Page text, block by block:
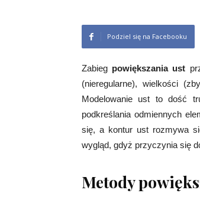
Podziel się na Facebooku
Zabieg powiększania ust
(nieregularne), wielkości
Modelowanie ust to dość
podkreślania odmiennych
się, a kontur ust rozmywa
wygląd, gdyż przyczynia się
Metody